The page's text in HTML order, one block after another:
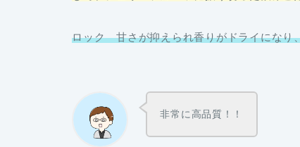
ロック 甘さが抑えられ香りがドライになり
非常に高品質！！